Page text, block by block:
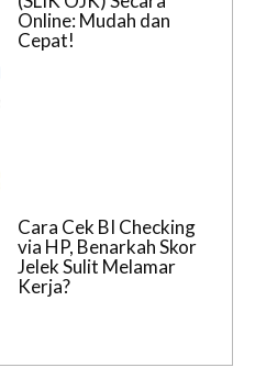
Online: Mudah dan
Cepat!
Cara Cek BI Checking
via HP, Benarkah Skor
Jelek Sulit Melamar
Kerja?